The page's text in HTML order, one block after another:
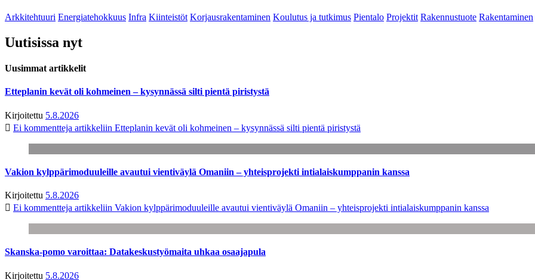
Arkkitehtuuri Energiatehokkuus Infra Kiinteistöt Korjausrakentaminen Koulutus ja tutkimus Pientalo Projektit Rakennustuote Rakentaminen
Uutisissa nyt
Uusimmat artikkelit
Etteplanin kevät oli kohmeinen – kysynnässä silti pientä piristystä
Kirjoitettu 5.8.2026
Ei kommentteja artikkeliin Etteplanin kevät oli kohmeinen – kysynnässä silti pientä piristystä
Vakion kylppärimoduuleille avautui vientiväylä Omaniin – yhteisprojekti intialaiskumppanin kanssa
Kirjoitettu 5.8.2026
Ei kommentteja artikkeliin Vakion kylppärimoduuleille avautui vientiväylä Omaniin – yhteisprojekti intialaiskumppanin kanssa
Skanska-pomo varoittaa: Datakeskustyömaita uhkaa osaajapula
Kirjoitettu 5.8.2026